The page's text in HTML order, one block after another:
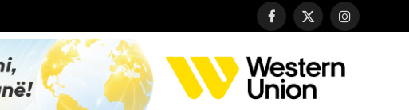
Facebook
X
Instagram